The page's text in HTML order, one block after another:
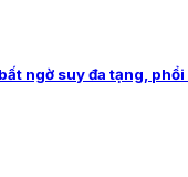
ngờ suy đa tạng,